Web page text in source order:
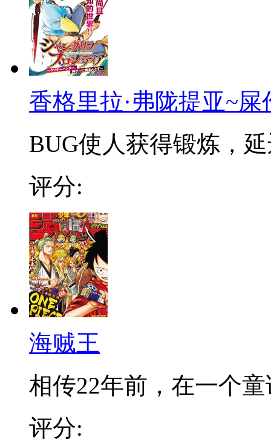
香格里拉·弗陇提亚~
BUG使人获得锻炼，
评分:
海贼王
相传22年前，在一个
评分: